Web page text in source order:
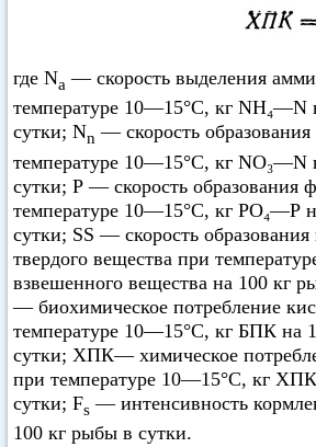
где Nа — скорость выделения
температуре 10—15°C, кг NH₄—N
сутки; Nn — скорость образования
температуре 10—15°C, кг NO₃—N
сутки; Р — скорость образования
температуре 10—15°C, кг РO₄—Р
сутки; SS — скорость
твердого вещества при
взвешенного вещества на 100 кг
— биохимическое потребление
температуре 10—15°C, кг БПК на
сутки; ХПК— химическое
при температуре 10—15°C, кг
сутки; Fs — интенсивность
100 кг рыбы в сутки.